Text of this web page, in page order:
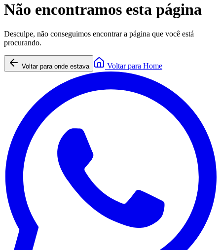
Não encontramos esta página
Desculpe, não conseguimos encontrar a página que você está
procurando.
Voltar para onde estava Voltar para Home